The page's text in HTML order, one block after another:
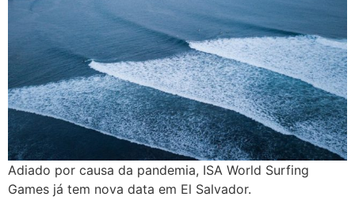
Adiado por causa da pandemia, ISA World Surfing
Games já tem nova data em El Salvador.